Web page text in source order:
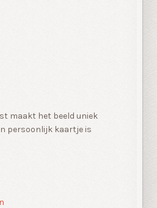
maakt het beeld uniek
persoonlijk kaartje is